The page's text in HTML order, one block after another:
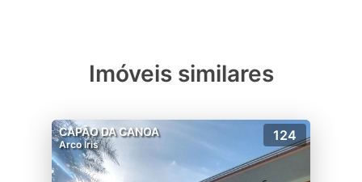
Imóveis similares
CAPÃO DA CANOA
Arco Íris
124